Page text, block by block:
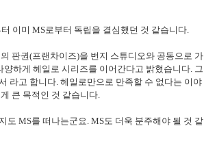
이미 MS로부터 독립을 결심했던 것 같습니다.
판권(프랜차이즈)을 번지 스튜디오와 공동으로 가
하게 헤일로 시리즈를 이어간다고 밝혔습니다. 그
라고 합니다. 헤일로만으로 만족할 수 없다는 이야
큰 목적인 것 같습니다.
도 MS를 떠나는군요. MS도 더욱 분주해야 될 것 같